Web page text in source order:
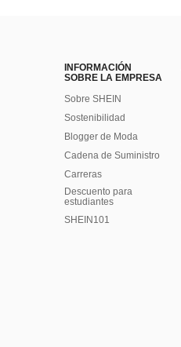
INFORMACIÓN
SOBRE LA EMPRESA
Sobre SHEIN
Sostenibilidad
Blogger de Moda
Cadena de Suministro
Carreras
Descuento para
estudiantes
SHEIN101